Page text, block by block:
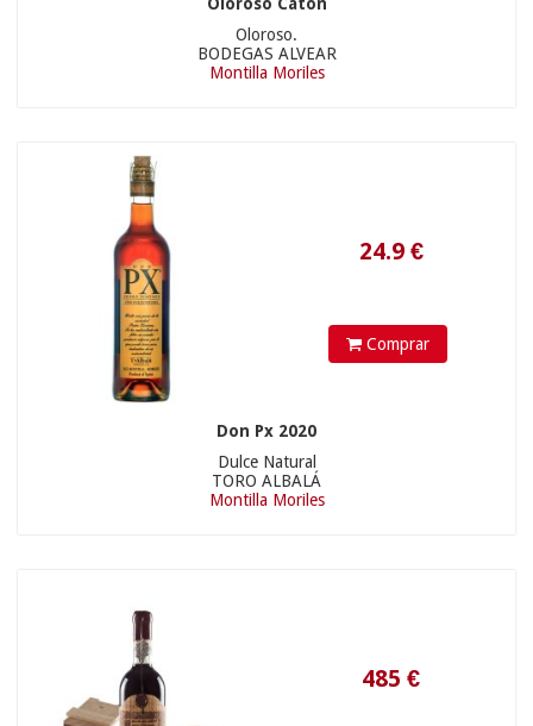
Oloroso.
BODEGAS ALVEAR
Montilla Moriles
Comprar
Don Px 2020
Dulce Natural
TORO ALBALÁ
Montilla Moriles